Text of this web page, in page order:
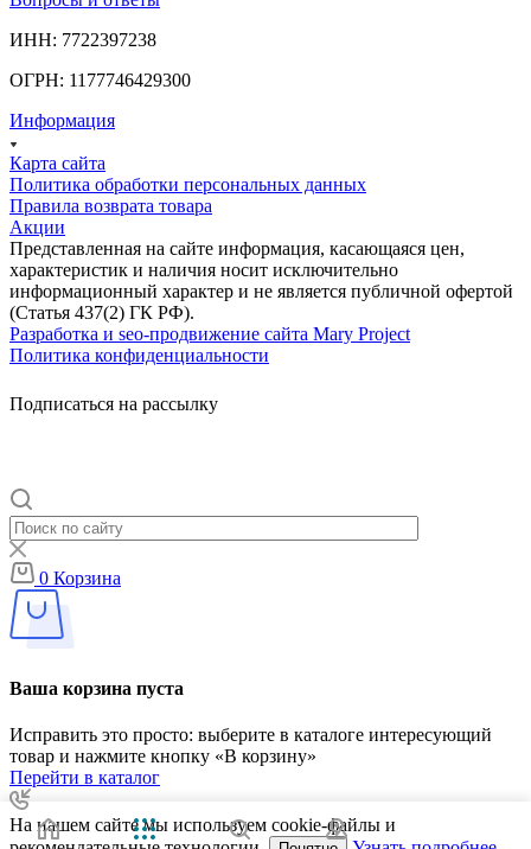
ИНН: 7722397238
ОГРН: 1177746429300
Информация
Карта сайта
Политика обработки персональных данных
Правила возврата товара
Акции
Представленная на сайте информация, касающаяся цен,
характеристик и наличия носит исключительно
информационный характер и не является публичной офертой
(Статья 437(2) ГК РФ).
Разработка и seo-продвижение сайта Mary Project
Политика конфиденциальности
Подписаться на рассылку
0 Корзина
Ваша корзина пуста
Исправить это просто: выберите в каталоге интересующий
товар и нажмите кнопку «В корзину»
Перейти в каталог
На нашем сайте мы используем cookie-файлы и